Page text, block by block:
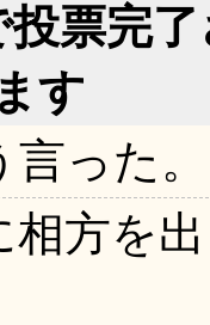
投票完
す
言った
相方を